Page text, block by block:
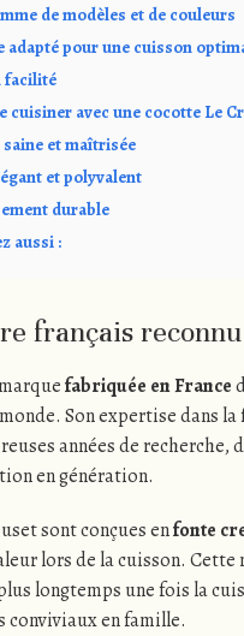
de modèles et de couleurs
adapté pour une cuisson
facilité
cuisiner avec une cocotte Le
et maîtrisée
et polyvalent
durable
aussi :
français reconnu
fabriquée en France
Son expertise dans
années de recherche,
en génération.
sont conçues enfonte
lors de la cuisson.
longtemps une fois la
conviviaux en famille.